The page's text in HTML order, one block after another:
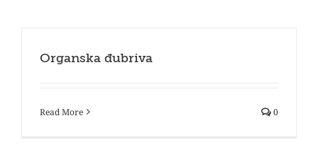
Organska đubriva
Read More 0